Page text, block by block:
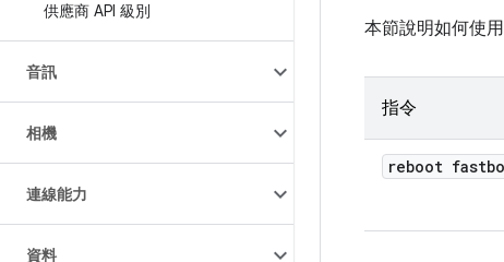
供應商 API 級別
音訊
相機
連線能力
資料
本節說明如何使用
指令
reboot